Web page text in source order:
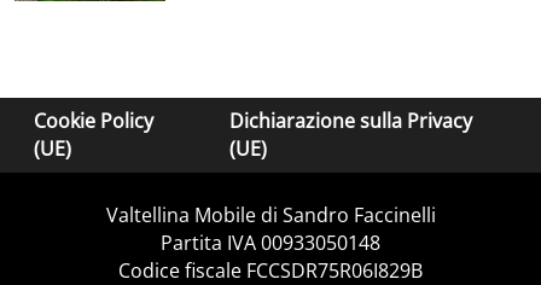
Cookie Policy
(UE)
Dichiarazione sulla Privacy
(UE)
Valtellina Mobile di Sandro Faccinelli
Partita IVA 00933050148
Codice fiscale FCCSDR75R06I829B